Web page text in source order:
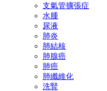
支氣管擴張症
水腫
尿液
肺炎
肺結核
肺腺癌
肺癌
肺纖維化
洗腎